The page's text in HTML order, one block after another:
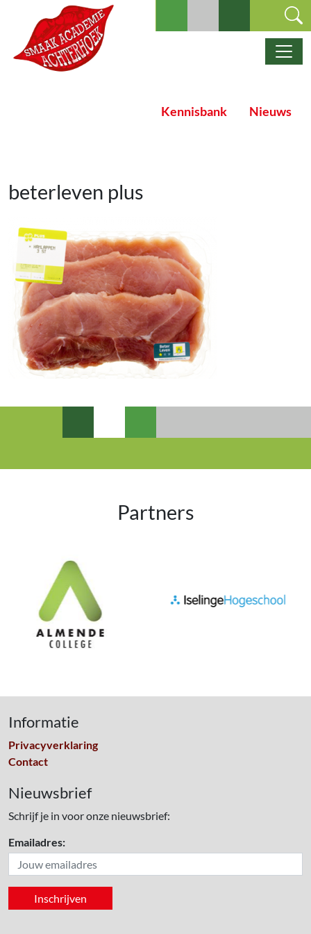
Ga naar de inhoud
Hoofdnavigatie
Kennisbank Nieuws
beterleven plus
Partners
Informatie
Privacyverklaring
Contact
Nieuwsbrief
Schrijf je in voor onze nieuwsbrief:
Emailadres: